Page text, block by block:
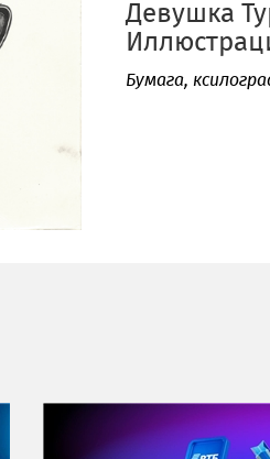
Девушка
Бумага,